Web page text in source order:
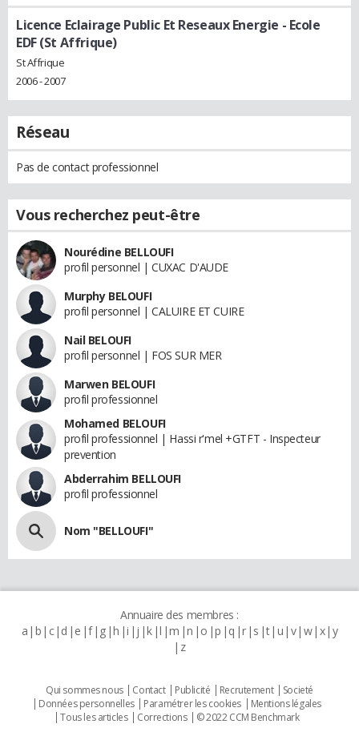
Licence Eclairage Public Et Reseaux Energie - Ecole
EDF (St Affrique)
St Affrique
2006 - 2007
Réseau
Pas de contact professionnel
Vous recherchez peut-être
Nourédine BELLOUFI
profil personnel | CUXAC D'AUDE
Murphy BELOUFI
profil personnel | CALUIRE ET CUIRE
Nail BELOUFI
profil personnel | FOS SUR MER
Marwen BELOUFI
profil professionnel
Mohamed BELOUFI
profil professionnel | Hassi r'mel +GTFT - Inspecteur
prevention
Abderrahim BELLOUFI
profil professionnel
Nom "BELLOUFI"
Annuaire des membres :
a b c d e f g h i j k l m n o p q r s t u v w x y
z
Qui sommes nous Contact Publicité Recrutement
Societé
Données personnelles
Paramétrer les cookies
Mentions légales
Tous les articles
Corrections © 2022 CCM Benchmark